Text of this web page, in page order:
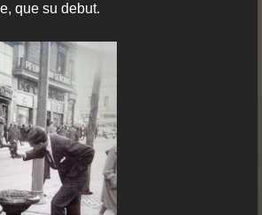
que su debut.